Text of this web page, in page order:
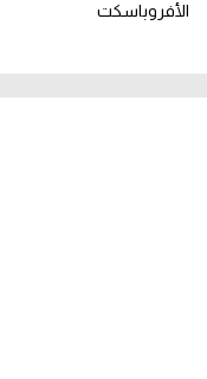
الأفروباسكت